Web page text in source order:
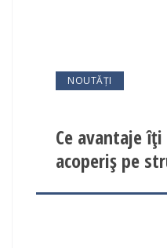
NOUTĂȚI
Ce avantaje
acoperiș pe